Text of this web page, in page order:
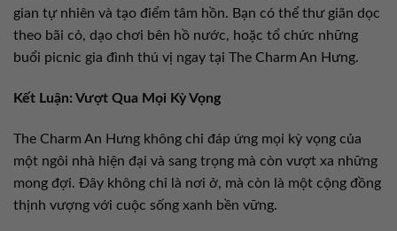
gian tự nhiên và tạo điểm tâm hồn. Bạn có thể thư giãn dọc
theo bãi cỏ, dạo chơi bên hồ nước, hoặc tổ chức những
buổi picnic gia đình thú vị ngay tại The Charm An Hưng.
Kết Luận: Vượt Qua Mọi Kỳ Vọng
The Charm An Hưng không chỉ đáp ứng mọi kỳ vọng của
một ngôi nhà hiện đại và sang trọng mà còn vượt xa những
mong đợi. Đây không chỉ là nơi ở, mà còn là một cộng đồng
thịnh vượng với cuộc sống xanh bền vững.